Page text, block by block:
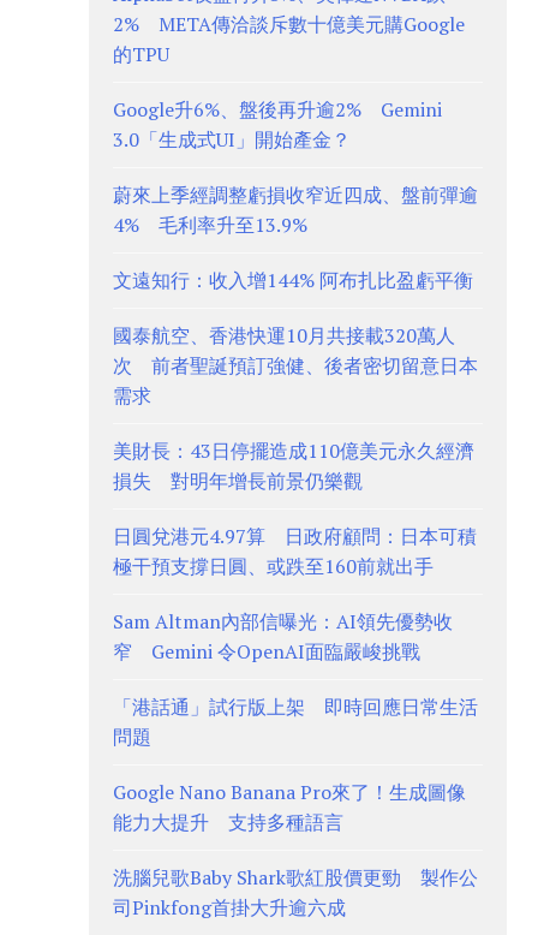
2% META傳洽談斥數十億美元購Google
的TPU
Google升6%、盤後再升逾2% Gemini
3.0「生成式UI」開始產金？
蔚來上季經調整虧損收窄近四成、盤前彈逾
4% 毛利率升至13.9%
文遠知行：收入增144% 阿布扎比盈虧平衡
國泰航空、香港快運10月共接載320萬人
次 前者聖誕預訂強健、後者密切留意日本
需求
美財長：43日停擺造成110億美元永久經濟
損失 對明年增長前景仍樂觀
日圓兌港元4.97算 日政府顧問：日本可積
極干預支撐日圓、或跌至160前就出手
Sam Altman內部信曝光：AI領先優勢收
窄 Gemini 令OpenAI面臨嚴峻挑戰
「港話通」試行版上架 即時回應日常生活
問題
Google Nano Banana Pro來了！生成圖像
能力大提升 支持多種語言
洗腦兒歌Baby Shark歌紅股價更勁 製作公
司Pinkfong首掛大升逾六成